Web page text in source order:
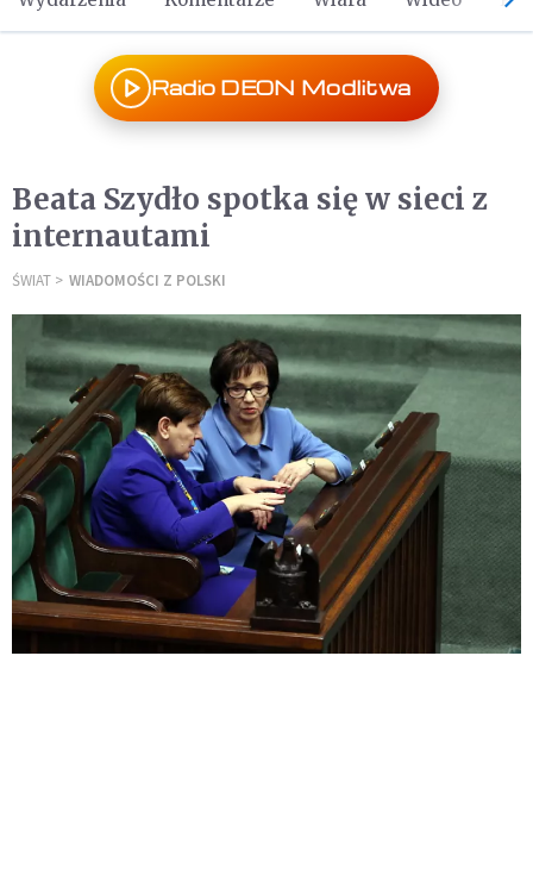
Radio DEON Modlitwa
Beata Szydło spotka się w sieci z
internautami
ŚWIAT WIADOMOŚCI Z POLSKI